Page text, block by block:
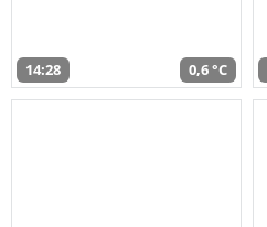
14:28 0,6 °C